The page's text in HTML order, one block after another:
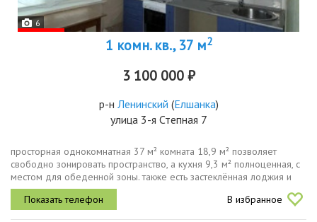
6
1 комн. кв., 37 м2
3 100 000 ₽
р-н Ленинский (Елшанка)
улица 3-я Степная 7
просторная однокомнатная 37 м² комната 18,9 м² позволяет
свободно зонировать пространство, а кухня 9,3 м² полноценная, с
местом для обеденной зоны. также есть застеклённая лоджия и
кладовка удобно для сезонных вещей.квартира требует
косметического...
В избранное